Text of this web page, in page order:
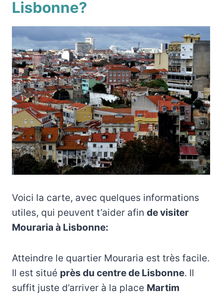
Lisbonne?
Voici la carte, avec quelques informations
utiles, qui peuvent t’aider afin de visiter
Mouraria à Lisbonne:
Atteindre le quartier Mouraria est très facile.
Il est situé près du centre de Lisbonne. Il
suffit juste d’arriver à la place Martim